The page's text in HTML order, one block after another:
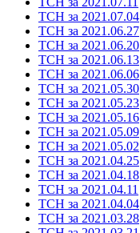
ТСН за 2021.07.04
ТСН за 2021.06.27
ТСН за 2021.06.20
ТСН за 2021.06.13
ТСН за 2021.06.06
ТСН за 2021.05.30
ТСН за 2021.05.23
ТСН за 2021.05.16
ТСН за 2021.05.09
ТСН за 2021.05.02
ТСН за 2021.04.25
ТСН за 2021.04.18
ТСН за 2021.04.11
ТСН за 2021.04.04
ТСН за 2021.03.28